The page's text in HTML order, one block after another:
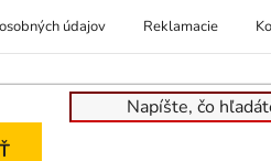
údajov Reklamacie